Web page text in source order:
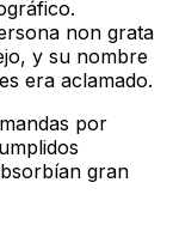
non grata
y su nombre
era aclamado.
por
gran